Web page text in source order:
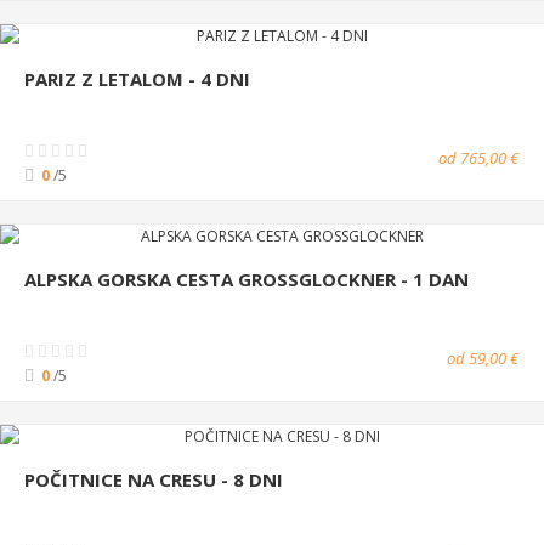
PARIZ Z LETALOM - 4 DNI
0/5
od 765,00 €
ALPSKA GORSKA CESTA GROSSGLOCKNER - 1 DAN
0/5
od 59,00 €
POČITNICE NA CRESU - 8 DNI